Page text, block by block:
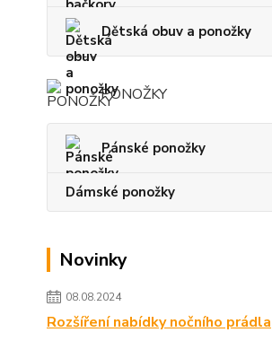
Dětská obuv a ponožky
PONOŽKY
Pánské ponožky
Dámské ponožky
Novinky
08.08.2024
Rozšíření nabídky nočního prádla